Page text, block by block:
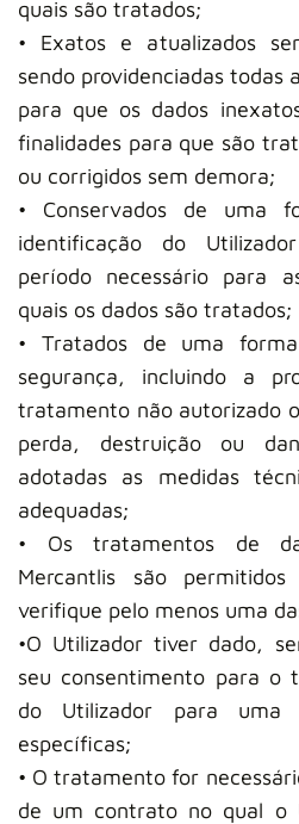
quais são tratados;
• Exatos e atualizados
sendo providenciadas todas
para que os dados
finalidades para que são
ou corrigidos sem demora;
• Conservados de uma
identificação do
período necessário para
quais os dados são tratados;
• Tratados de uma
segurança, incluindo a
tratamento não autorizado
perda, destruição ou
adotadas as medidas
adequadas;
• Os tratamentos de
Mercantlis são
verifique pelo menos uma
•O Utilizador tiver dado,
seu consentimento para o
do Utilizador para uma
específicas;
• O tratamento for
de um contrato no qual o